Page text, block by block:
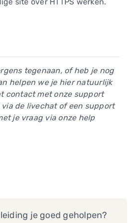
tegenaan, of heb je nog
helpen we je hier natuurlijk
contact met onze support
de livechat of een support
je vraag via onze help
je goed geholpen?